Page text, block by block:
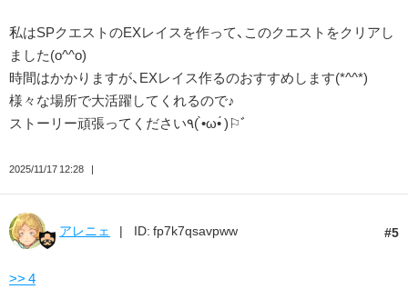
私はSPクエストのEXレイスを作って、このクエストをクリアし
ました(o^^o)
時間はかかりますが、EXレイス作るのおすすめします(*^^*)
様々な場所で大活躍してくれるので♪
ストーリー頑張ってください٩( •̀ω•́ )⚐ﾞ
2025/11/17 12:28
5
アレニェ ID: fp7k7qsavpww
>> 4